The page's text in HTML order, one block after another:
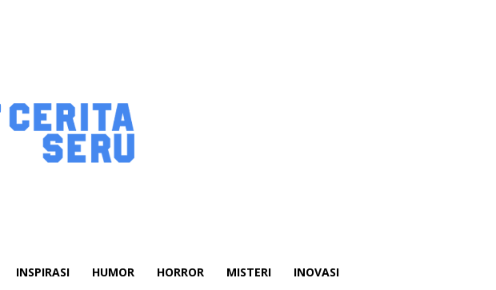
INSPIRASI HUMOR HORROR MISTERI INOVASI